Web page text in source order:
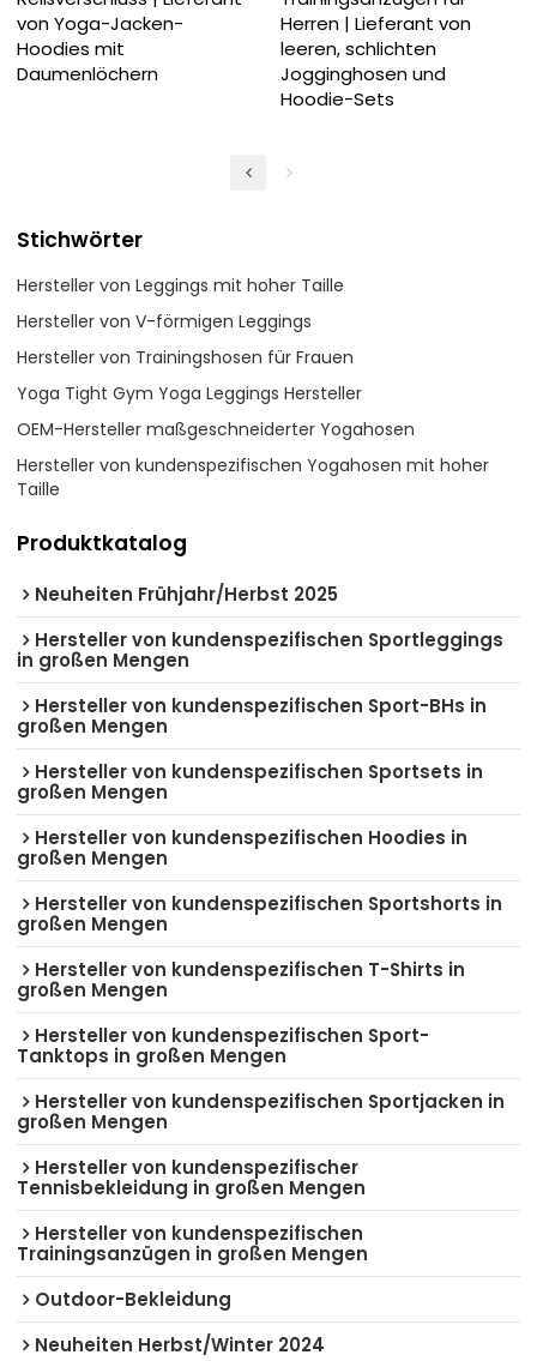
von Yoga-Jacken-
Hoodies mit
Daumenlöchern
Herren | Lieferant von
leeren, schlichten
Jogginghosen und
Hoodie-Sets
Stichwörter
Hersteller von Leggings mit hoher Taille
Hersteller von V-förmigen Leggings
Hersteller von Trainingshosen für Frauen
Yoga Tight Gym Yoga Leggings Hersteller
OEM-Hersteller maßgeschneiderter Yogahosen
Hersteller von kundenspezifischen Yogahosen mit hoher
Taille
Produktkatalog
Neuheiten Frühjahr/Herbst 2025
Hersteller von kundenspezifischen Sportleggings
in großen Mengen
Hersteller von kundenspezifischen Sport-BHs in
großen Mengen
Hersteller von kundenspezifischen Sportsets in
großen Mengen
Hersteller von kundenspezifischen Hoodies in
großen Mengen
Hersteller von kundenspezifischen Sportshorts in
großen Mengen
Hersteller von kundenspezifischen T-Shirts in
großen Mengen
Hersteller von kundenspezifischen Sport-
Tanktops in großen Mengen
Hersteller von kundenspezifischen Sportjacken in
großen Mengen
Hersteller von kundenspezifischer
Tennisbekleidung in großen Mengen
Hersteller von kundenspezifischen
Trainingsanzügen in großen Mengen
Outdoor-Bekleidung
Neuheiten Herbst/Winter 2024